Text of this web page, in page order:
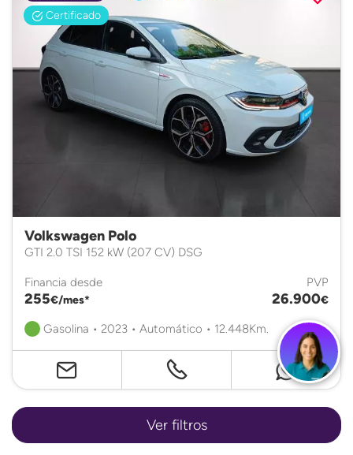
Certificado
Volkswagen Polo
GTI 2.0 TSI 152 kW (207 CV) DSG
Financia desde
255€/mes*
PVP
26.900€
Gasolina • 2023 • Automático • 12.448Km.
Ver filtros